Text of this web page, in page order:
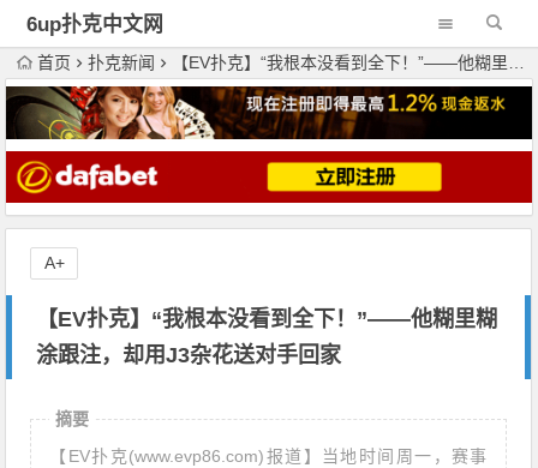
6up扑克中文网
首页 扑克新闻 【EV扑克】“我根本没看到全下！”——他糊里糊涂跟注，却用J3杂花送对手回家
【EV扑克】“我根本没看到全下！”——他糊里糊
涂跟注，却用J3杂花送对手回家
A+
摘要
【EV扑克(www.evp86.com)报道】当地时间周一，赛事